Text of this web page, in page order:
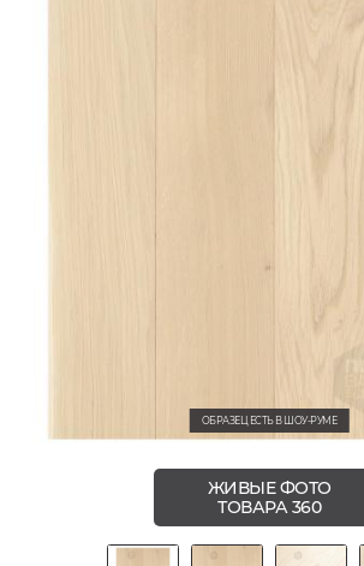
ОБРАЗЕЦ ЕСТЬ В ШОУ-РУМЕ
ЖИВЫЕ ФОТО
ТОВАРА 360